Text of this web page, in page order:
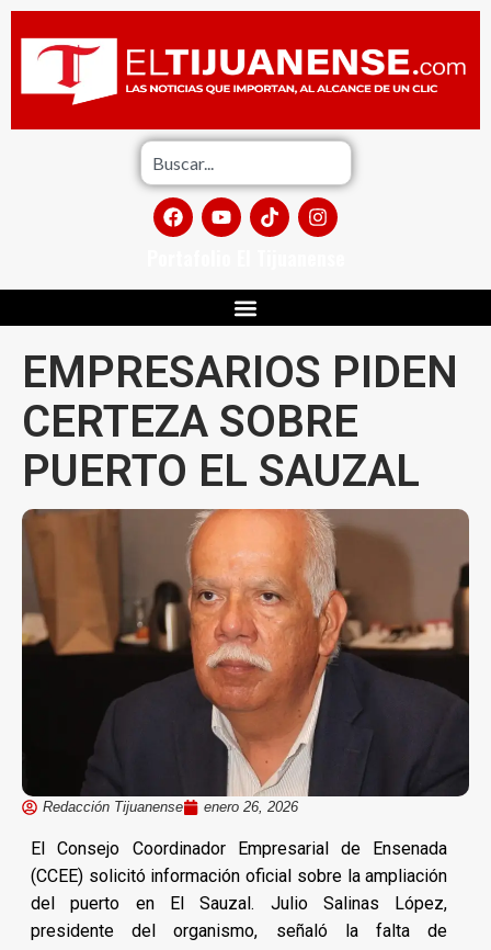
EMPRESARIOS PIDEN
CERTEZA SOBRE
PUERTO EL SAUZAL
Redacción Tijuanense enero 26, 2026
El Consejo Coordinador Empresarial de Ensenada
(CCEE) solicitó información oficial sobre la ampliación
del puerto en El Sauzal. Julio Salinas López,
presidente del organismo, señaló la falta de